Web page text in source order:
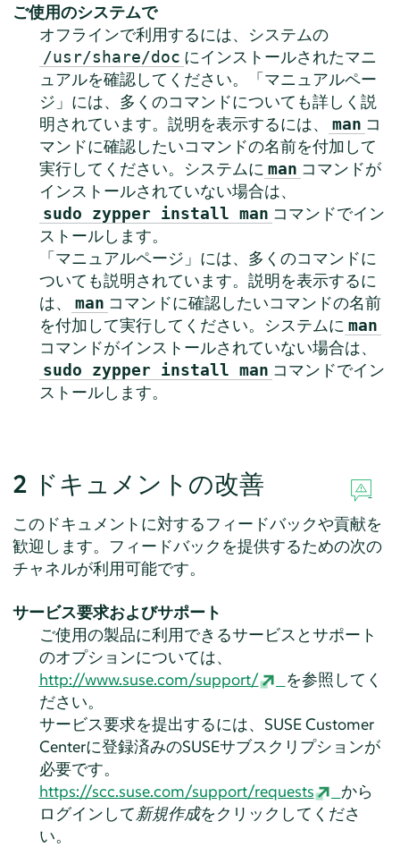
ご使用のシステムで
オフラインで利用するには、システムの
/usr/share/doc にインストールされたマニ
ュアルを確認してください。「マニュアルペー
ジ」には、多くのコマンドについても詳しく説
明されています。説明を表示するには、
man コ
マンドに確認したいコマンドの名前を付加して
実行してください。システムに man コマンドが
インストールされていない場合は、
sudo zypper install man コマンドでイン
ストールします。
「マニュアルページ」には、多くのコマンドに
ついても説明されています。説明を表示するに
は、
man コマンドに確認したいコマンドの名前
を付加して実行してください。システムに man
コマンドがインストールされていない場合は、
sudo zypper install man コマンドでイン
ストールします。
2 ドキュメントの改善
このドキュメントに対するフィードバックや貢献を
歓迎します。フィードバックを提供するための次の
チャネルが利用可能です。
サービス要求およびサポート
ご使用の製品に利用できるサービスとサポート
のオプションについては、
http://www.suse.com/support/
を参照してく
ださい。
サービス要求を提出するには、SUSE Customer
Centerに登録済みのSUSEサブスクリプションが
必要です。
https://scc.suse.com/support/requests
から
ログインして新規作成をクリックしてくださ
い。